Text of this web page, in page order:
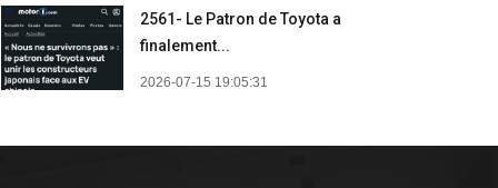
2561- Le Patron de Toyota a
finalement...
2026-07-15 19:05:31